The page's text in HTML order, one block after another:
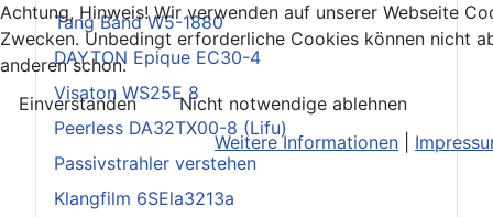
Tang Band W5-1880
DAYTON Epique EC30-4
Visaton WS25E 8
Peerless DA32TX00-8 (Lifu)
Passivstrahler verstehen
Klangfilm 6SEla3213a
Achtung, Hinweis! Wir verwenden auf unserer Webseite
Zwecken. Unbedingt erforderliche Cookies können nicht
anderen schon.
Einverstanden
Nicht notwendige ablehnen
Weitere Informationen